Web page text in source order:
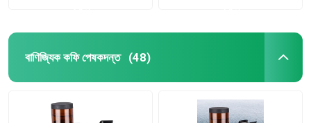
বাণিজ্যিক কফি পেষকদন্ত (48)